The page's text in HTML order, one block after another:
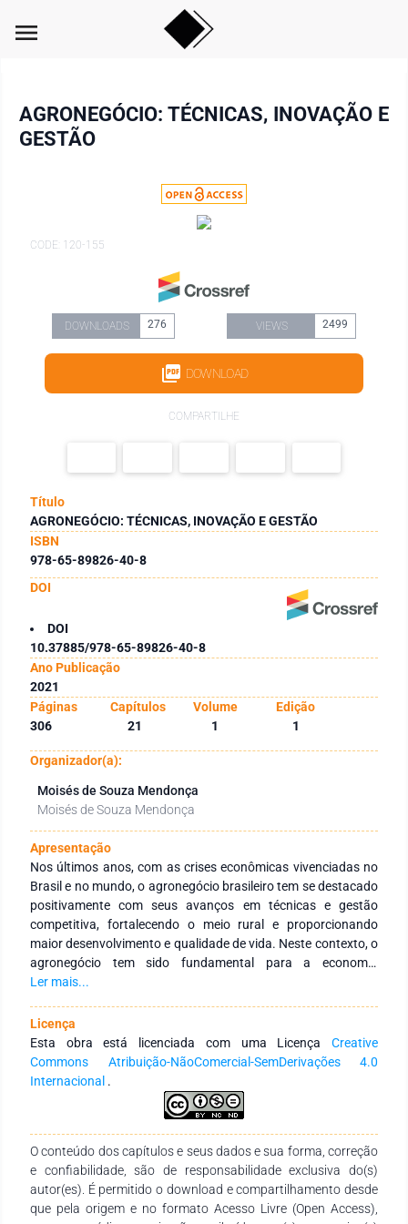
menu
AGRONEGÓCIO: TÉCNICAS, INOVAÇÃO E
GESTÃO
CODE: 120-155
DOWNLOADS 276 VIEWS 2499
DOWNLOAD
COMPARTILHE
Título
AGRONEGÓCIO: TÉCNICAS, INOVAÇÃO E GESTÃO
ISBN
978-65-89826-40-8
DOI
DOI
10.37885/978-65-89826-40-8
Ano Publicação
2021
Páginas
Capítulos Volume
Edição
306
21 1 1
Organizador(a):
Moisés de Souza Mendonça
Moisés de Souza Mendonça
Apresentação
Nos últimos anos, com as crises econômicas vivenciadas no
Brasil e no mundo, o agronegócio brasileiro tem se destacado
positivamente com seus avanços em técnicas e gestão
competitiva, fortalecendo o meio rural e proporcionando
maior desenvolvimento e qualidade de vida. Neste contexto, o
agronegócio tem sido fundamental para a economia
brasileira, mantendo-se em crescente alta e desenvolvimento,
nas grandes áreas de conhecimento como: Gestão e
Administração Rural, Agronomia e Desenvolvimento Rural
Sustentável. O livro “AGRONOGÓCIO – Técnicas, Inovação e
Gestão” nasceu da necessidade profissional e pessoal de
contribuir com a ampla divulgação dos trabalhos,
experiências, tecnologias e resultados de pesquisas já
desenvolvidos com esta temática nas diferentes Instituições
de Educação Superior, públicas e privadas, de abrangência
nacional e internacional. Esta obra reúne em seus 21
capítulos, textos que abordam o avanço tecnológico e
sustentável do agronegócio brasileiro, refletindo
Ler mais...
Licença
Esta obra está licenciada com uma Licença Creative
Commons Atribuição-NãoComercial-SemDerivações 4.0
Internacional .
O conteúdo dos capítulos e seus dados e sua forma, correção
e confiabilidade, são de responsabilidade exclusiva do(s)
autor(es). É permitido o download e compartilhamento desde
que pela origem e no formato Acesso Livre (Open Access),